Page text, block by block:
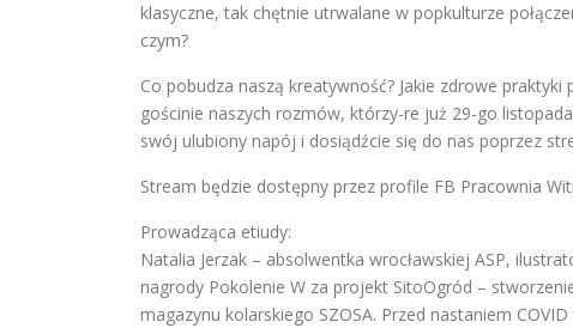
klasyczne, tak chętnie utrwalane w popkulturze
czym?
Co pobudza naszą kreatywność? Jakie zdrowe
gościnie naszych rozmów, którzy-re już 29-go
swój ulubiony napój i dosiądźcie się do nas poprzez
Stream będzie dostępny przez profile FB Pracownia
Prowadząca etiudy:
Natalia Jerzak – absolwentka wrocławskiej ASP,
nagrody Pokolenie W za projekt SitoOgród –
magazynu kolarskiego SZOSA. Przed nastaniem